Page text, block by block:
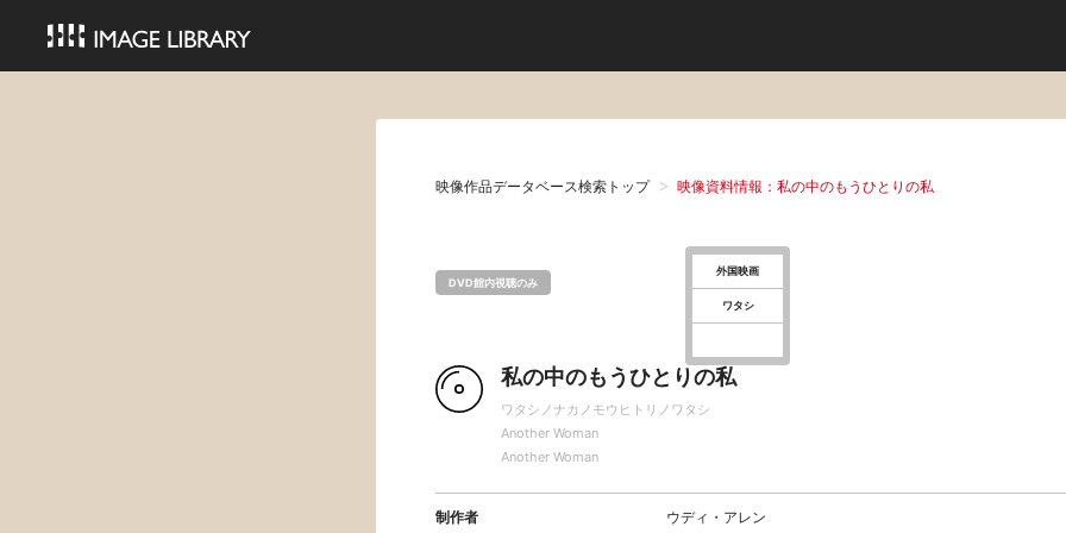
映像作品データベース検索トップ 映像資料情報：私の中のもうひとりの私
DVD館内視聴のみ
外国映画
ワタシ
私の中のもうひとりの私
ワタシノナカノモウヒトリノワタシ
Another Woman
Another Woman
制作者 ウディ・アレン